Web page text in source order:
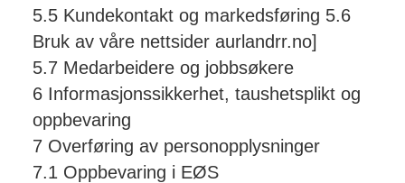
5.5 Kundekontakt og markedsføring 5.6
Bruk av våre nettsider aurlandrr.no]
5.7 Medarbeidere og jobbsøkere
6 Informasjonssikkerhet, taushetsplikt og
oppbevaring
7 Overføring av personopplysninger
7.1 Oppbevaring i EØS